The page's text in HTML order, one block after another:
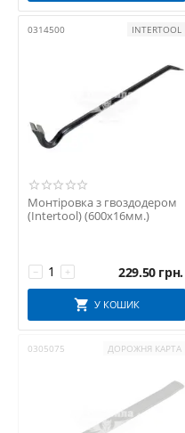
0314500 INTERTOOL
Монтіровка з гвоздодером
(Intertool) (600х16мм.)
+
− 229.50 грн.
У КОШИК
0305075 ДОРОЖНЯ КАРТА